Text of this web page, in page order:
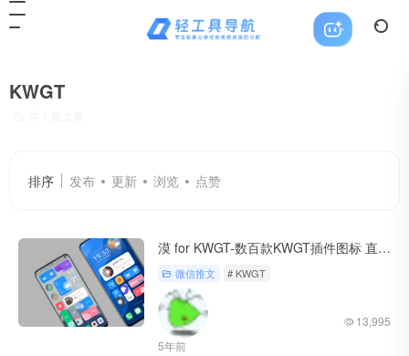
KWGT
排序 发布 更新 浏览 点赞
漠 for KWGT-数百款KWGT插件图标 直接白嫖
微信推文 # KWGT
5年前
13,995